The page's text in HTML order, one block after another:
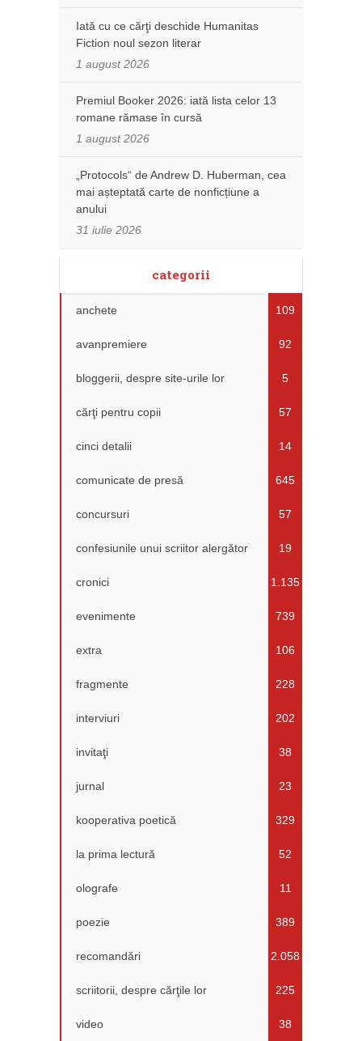
Iată cu ce cărţi deschide Humanitas
Fiction noul sezon literar
1 august 2026
Premiul Booker 2026: iată lista celor 13
romane rămase în cursă
1 august 2026
„Protocols“ de Andrew D. Huberman, cea
mai așteptată carte de nonficțiune a
anului
31 iulie 2026
categorii
anchete 109
avanpremiere 92
bloggerii, despre site-urile lor 5
cărţi pentru copii 57
cinci detalii 14
comunicate de presă 645
concursuri 57
confesiunile unui scriitor alergător 19
cronici 1.135
evenimente 739
extra 106
fragmente 228
interviuri 202
invitaţi 38
jurnal 23
kooperativa poetică 329
la prima lectură 52
olografe 11
poezie 389
recomandări 2.058
scriitorii, despre cărţile lor 225
video 38